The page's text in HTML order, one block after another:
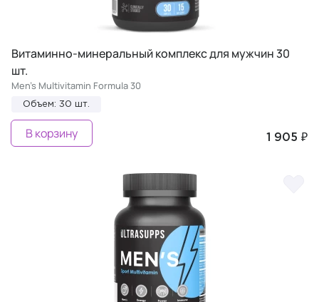
Витаминно-минеральный комплекс для мужчин 30
шт.
Men's Multivitamin Formula 30
Объем: 30 шт.
1 905 ₽
В корзину